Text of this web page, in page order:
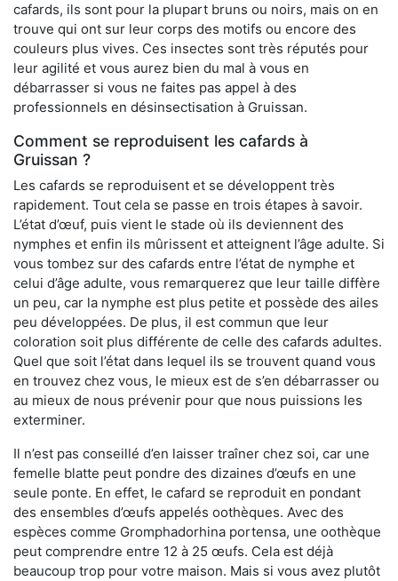
cafards, ils sont pour la plupart bruns ou noirs, mais on en
trouve qui ont sur leur corps des motifs ou encore des
couleurs plus vives. Ces insectes sont très réputés pour
leur agilité et vous aurez bien du mal à vous en
débarrasser si vous ne faites pas appel à des
professionnels en désinsectisation à Gruissan.
Comment se reproduisent les cafards à
Gruissan ?
Les cafards se reproduisent et se développent très
rapidement. Tout cela se passe en trois étapes à savoir.
L’état d’œuf, puis vient le stade où ils deviennent des
nymphes et enfin ils mûrissent et atteignent l’âge adulte. Si
vous tombez sur des cafards entre l’état de nymphe et
celui d’âge adulte, vous remarquerez que leur taille diffère
un peu, car la nymphe est plus petite et possède des ailes
peu développées. De plus, il est commun que leur
coloration soit plus différente de celle des cafards adultes.
Quel que soit l’état dans lequel ils se trouvent quand vous
en trouvez chez vous, le mieux est de s’en débarrasser ou
au mieux de nous prévenir pour que nous puissions les
exterminer.
Il n’est pas conseillé d’en laisser traîner chez soi, car une
femelle blatte peut pondre des dizaines d’œufs en une
seule ponte. En effet, le cafard se reproduit en pondant
des ensembles d’œufs appelés oothèques. Avec des
espèces comme Gromphadorhina portensa, une oothèque
peut comprendre entre 12 à 25 œufs. Cela est déjà
beaucoup trop pour votre maison. Mais si vous avez plutôt